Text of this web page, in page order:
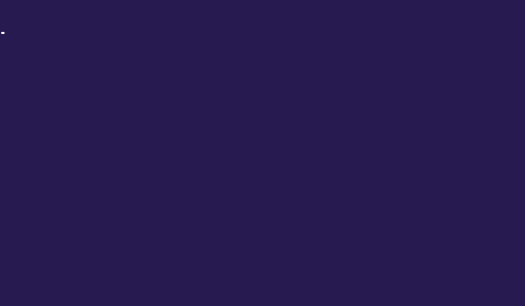
.